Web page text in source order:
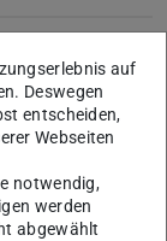
(iSP)
auf
Deswegen
entscheiden,
Webseiten
notwendig,
werden
abgewählt